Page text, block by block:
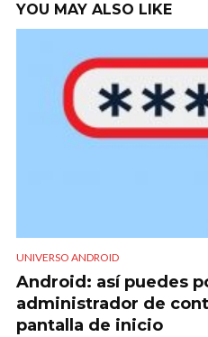
YOU MAY ALSO LIKE
UNIVERSO ANDROID
Android: así puedes
administrador de
pantalla de inicio